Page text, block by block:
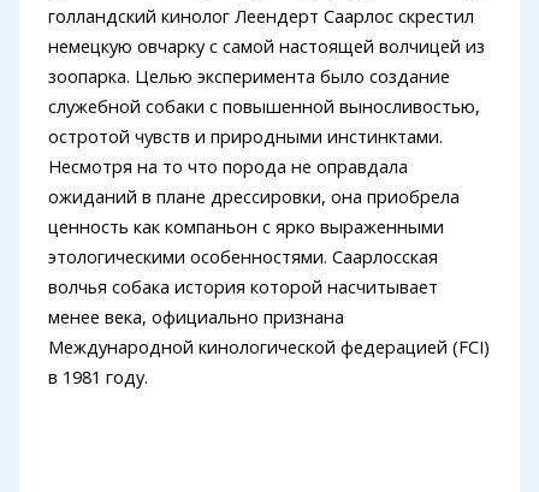
голландский кинолог Леендерт Саарлос скрестил
немецкую овчарку с самой настоящей волчицей из
зоопарка. Целью эксперимента было создание
служебной собаки с повышенной выносливостью,
остротой чувств и природными инстинктами.
Несмотря на то что порода не оправдала
ожиданий в плане дрессировки, она приобрела
ценность как компаньон с ярко выраженными
этологическими особенностями. Саарлосская
волчья собака история которой насчитывает
менее века, официально признана
Международной кинологической федерацией (FCI)
в 1981 году.